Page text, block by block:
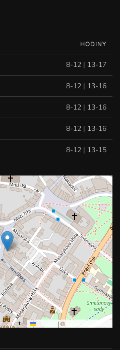
HODINY
8-12 | 13-17
8-12 | 13-16
8-12 | 13-16
8-12 | 13-16
8-12 | 13-15
Leaflet | © OpenStreetMap